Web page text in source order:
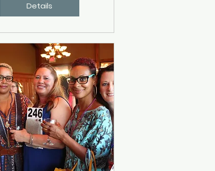
Details